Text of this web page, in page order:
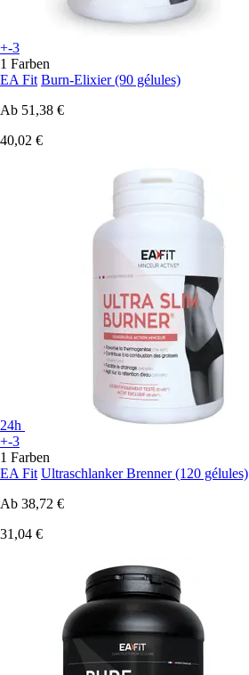
+-3
1 Farben
EA Fit Burn-Elixier (90 gélules)
Ab 51,38 €
40,02 €
24h
+-3
1 Farben
EA Fit Ultraschlanker Brenner (120 gélules)
Ab 38,72 €
31,04 €